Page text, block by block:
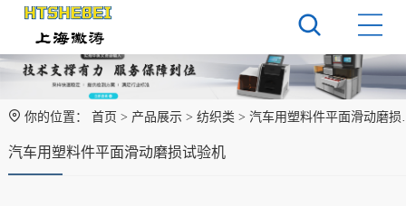
你的位置： 首页 > 产品展示> 纺织类 > 汽车用塑料件平面滑动磨损试验机
汽车用塑料件平面滑动磨损试验机